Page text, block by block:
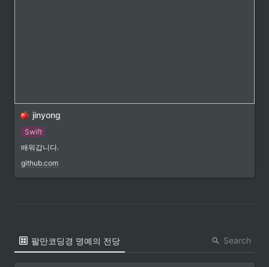
jinyong
Swift
배워갑니다.
github.com
팔만코딩경 명예의 전당 Search